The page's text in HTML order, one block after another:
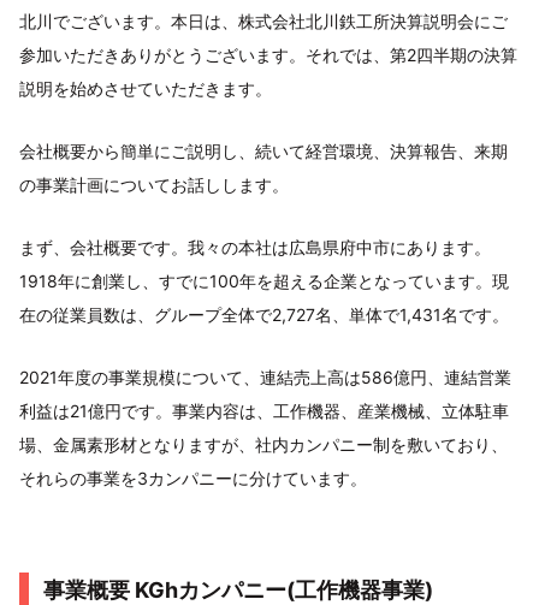
北川でございます。本日は、株式会社北川鉄工所決算説明会にご
参加いただきありがとうございます。それでは、第2四半期の決算
説明を始めさせていただきます。
会社概要から簡単にご説明し、続いて経営環境、決算報告、来期
の事業計画についてお話しします。
まず、会社概要です。我々の本社は広島県府中市にあります。
1918年に創業し、すでに100年を超える企業となっています。現
在の従業員数は、グループ全体で2,727名、単体で1,431名です。
2021年度の事業規模について、連結売上高は586億円、連結営業
利益は21億円です。事業内容は、工作機器、産業機械、立体駐車
場、金属素形材となりますが、社内カンパニー制を敷いており、
それらの事業を3カンパニーに分けています。
事業概要 KGhカンパニー(工作機器事業)